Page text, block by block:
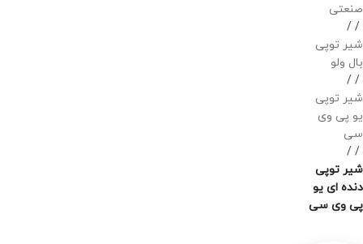
صنعتی
/
شیر توپی
بال ولو
/
شیر توپی
یو پی وی
سی
/
شیر توپی
دنده ای یو
پی وی سی